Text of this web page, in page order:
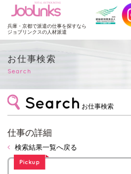
JobLinks
兵庫・京都で派遣の仕事を探すなら
ジョブリンクスの人材派遣
お仕事検索
Search
お仕事検索
仕事の詳細
検索結果一覧へ戻る